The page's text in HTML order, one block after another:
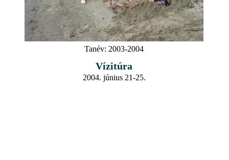
Tanév: 2003-2004
Vízitúra
2004. június 21-25.